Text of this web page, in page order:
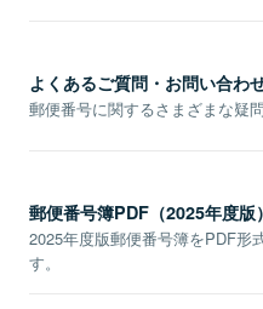
よくあるご質問・お問い合わ
郵便番号に関するさまざまな疑
郵便番号簿PDF（2025年度版）
2025年度版郵便番号簿をPDF形
す。